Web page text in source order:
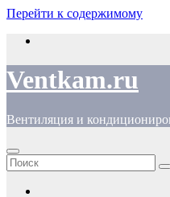
Перейти к содержимому
Ventkam.ru
Вентиляция и